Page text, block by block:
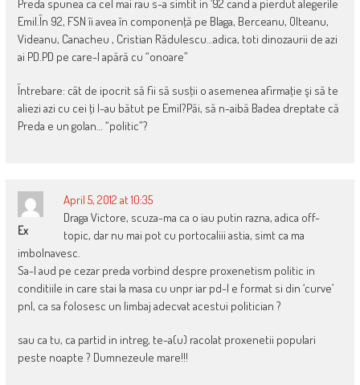
Preda spunea ca cel mai rau s-a simtit in ’92 cand a pierdut alegerile
Emil.În 92, FSN îi avea în componenţă pe Blaga, Berceanu, Olteanu,
Videanu, Canacheu , Cristian Rădulescu…adica, toti dinozaurii de azi
ai PD.PD pe care-l apără cu “onoare”
Întrebare: cât de ipocrit să fii să susţii o asemenea afirmaţie şi să te
aliezi azi cu cei ţi l-au bătut pe Emil?Păi, să n-aibă Badea dreptate că
Preda e un golan… “politic”?
Ex
April 5, 2012 at 10:35
Draga Victore, scuza-ma ca o iau putin razna, adica off-
topic, dar nu mai pot cu portocaliii astia, simt ca ma
imbolnavesc.
Sa-l aud pe cezar preda vorbind despre proxenetism politic in
conditiile in care stai la masa cu unpr iar pd-l e format si din ‘curve’
pnl, ca sa folosesc un limbaj adecvat acestui politician ?
sau ca tu, ca partid in intreg, te-a(u) racolat proxenetii populari
peste noapte ? Dumnezeule mare!!!